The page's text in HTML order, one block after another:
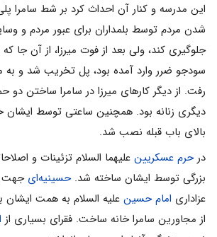
این مدرسه و کنار آن احداث کرد بر شط سامرا
شدن مردم توسط بلمداران برای عبور مردم و
جلوگیری کند، ولی بعد از فوت میرزا، از آن جا
سودجو ضرر وارد آمده بود، پل تخریب شد و به
رفت. از دیگر کارهای میرزا در سامرا ساختن دو
دیگری زنانه بود. همچنین ساعتی توسط ایشان
بالای باب قبله نصب شد.
درحرم عسکریین علیهما السلام تزئینات و
بزرگی توسط ایشان ساخته شد.حسینیه‌ای جهت
عزاداری امام حسین علیه السلام به همت ایشان
از مجاورین سامرا خانه ساخت. فقرای بسیاری از